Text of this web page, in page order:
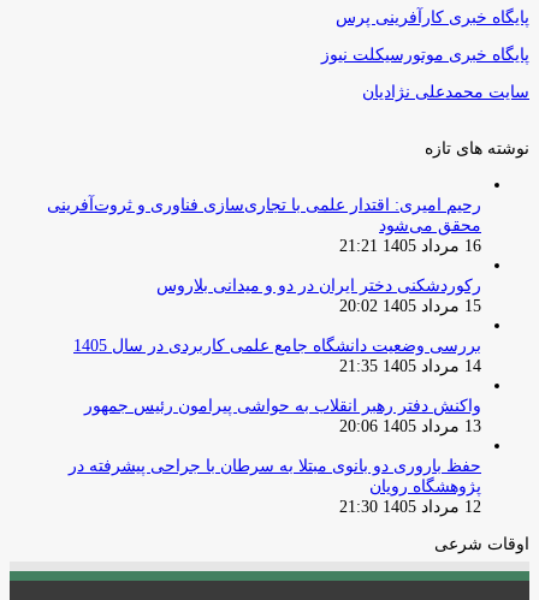
پایگاه خبری کارآفرینی پرس
پایگاه خبری موتورسیکلت نیوز
سایت محمدعلی نژادیان
نوشته های تازه
رحیم امیری: اقتدار علمی با تجاری‌سازی فناوری و ثروت‌آفرینی
محقق می‌شود
16 مرداد 1405 21:21
رکوردشکنی دختر ایران در دو و میدانی بلاروس
15 مرداد 1405 20:02
بررسی وضعیت دانشگاه جامع علمی کاربردی در سال 1405
14 مرداد 1405 21:35
واکنش دفتر رهبر انقلاب به حواشی پیرامون رئیس جمهور
13 مرداد 1405 20:06
حفظ باروری دو بانوی مبتلا به سرطان با جراحی پیشرفته در
پژوهشگاه رویان
12 مرداد 1405 21:30
اوقات شرعی